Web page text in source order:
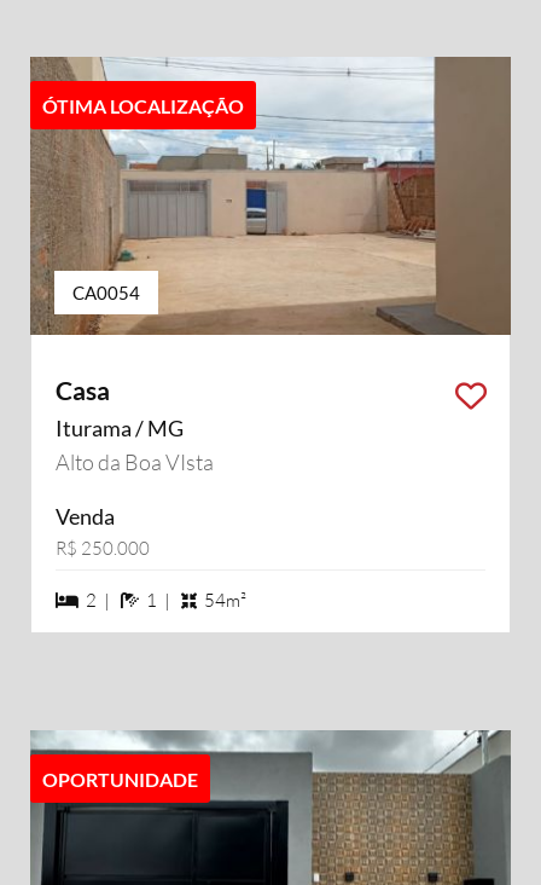
ÓTIMA LOCALIZAÇÃO
CA0054
Casa
Iturama / MG
Alto da Boa VIsta
Venda
R$ 250.000
2 dormiórios
2 | 1 banheiros
1 | 54m²
OPORTUNIDADE